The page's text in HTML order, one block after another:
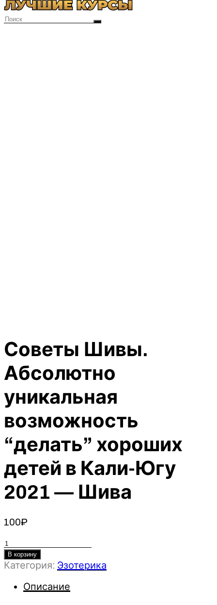
Советы Шивы.
Абсолютно
уникальная
возможность
“делать” хороших
детей в Кали-Югу
2021 — Шива
100₽
Количество
товара
Советы
Абсолютно
В корзину
Категория: Эзотерика
Описание